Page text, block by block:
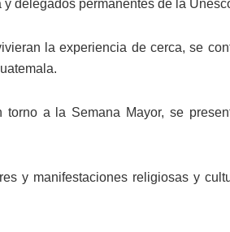
delegados permanentes de la
la experiencia de cerca, se
a la Semana Mayor, se
y manifestaciones religiosas y